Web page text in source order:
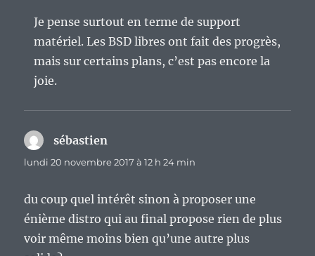
Je pense surtout en terme de support
matériel. Les BSD libres ont fait des progrès,
mais sur certains plans, c’est pas encore la
joie.
sébastien
lundi 20 novembre 2017 à 12 h 24 min
du coup quel intérêt sinon à proposer une
énième distro qui au final propose rien de plus
voir même moins bien qu’une autre plus